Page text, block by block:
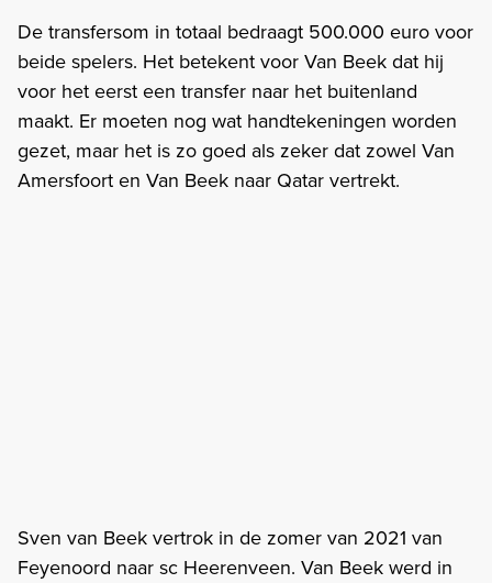
De transfersom in totaal bedraagt 500.000 euro voor
beide spelers. Het betekent voor Van Beek dat hij
voor het eerst een transfer naar het buitenland
maakt. Er moeten nog wat handtekeningen worden
gezet, maar het is zo goed als zeker dat zowel Van
Amersfoort en Van Beek naar Qatar vertrekt.
Sven van Beek vertrok in de zomer van 2021 van
Feyenoord naar sc Heerenveen. Van Beek werd in